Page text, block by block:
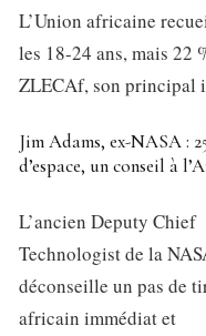
L’Union africaine
les 18-24 ans, mais 22
ZLECAf, son principal
Jim Adams, ex-NASA :
d’espace, un conseil à
L’ancien Deputy Chief
Technologist de la
déconseille un pas de
africain immédiat et